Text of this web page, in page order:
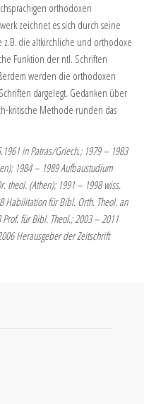
orthodoxen
zeichnet es sich durch seine
die altkirchliche und orthodoxe
Funktion der ntl. Schriften
werden die orthodoxen
dargelegt. Gedanken über
kritische Methode runden das
in Patras/Griech.; 1979 – 1983
1984 – 1989 Aufbaustudium
theol. (Athen); 1991 – 1998 wiss.
Habilitation für Bibl. Orth. Theol. an
für Bibl. Theol.; 2003 – 2011
Herausgeber der Zeitschrift